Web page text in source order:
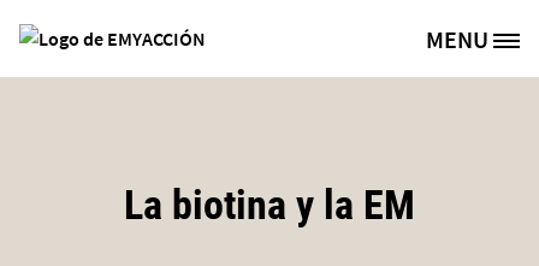
Site Logo MENU
La biotina y la EM